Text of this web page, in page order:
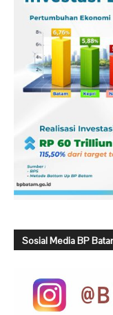
Sosial Media BP